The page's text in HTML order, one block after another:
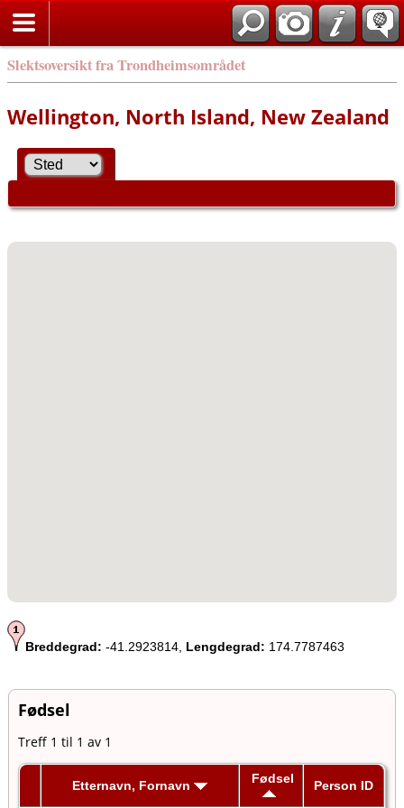
Slektsoversikt fra Trondheimsområdet
Wellington, North Island, New Zealand
Breddegrad: -41.2923814, Lengdegrad: 174.7787463
Fødsel
Treff 1 til 1 av 1
Etternavn, Fornavn Fødsel Person ID